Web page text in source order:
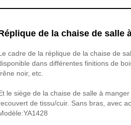
de la chaise de salle
cadre de la réplique de la chaise de
dans différentes finitions de
noir, etc.
le siège de la chaise de salle à
de tissu/cuir. Sans bras, avec